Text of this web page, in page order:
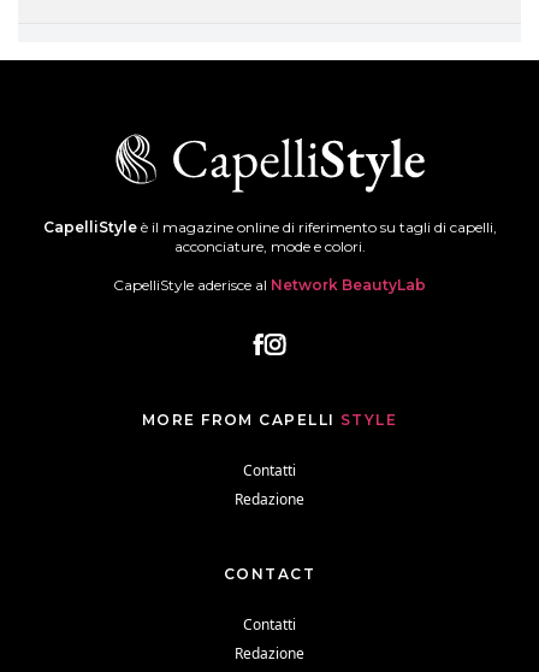
CapelliStyleè il magazine online di riferimento su tagli di capelli,
acconciature, mode e colori.
CapelliStyle aderisce al Network BeautyLab
MORE FROM CAPELLI STYLE
Contatti
Redazione
CONTACT
Contatti
Redazione